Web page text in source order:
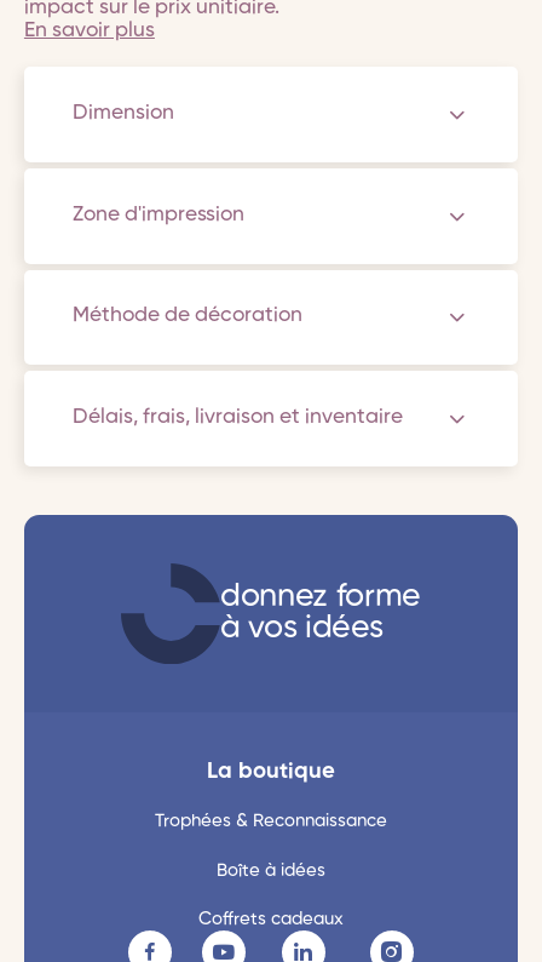
impact sur le prix unitiaire.
En savoir plus
Dimension
Zone d'impression
Méthode de décoration
Délais, frais, livraison et inventaire
donnez forme
à vos idées
La boutique
Trophées & Reconnaissance
Boîte à idées
Coffrets cadeaux